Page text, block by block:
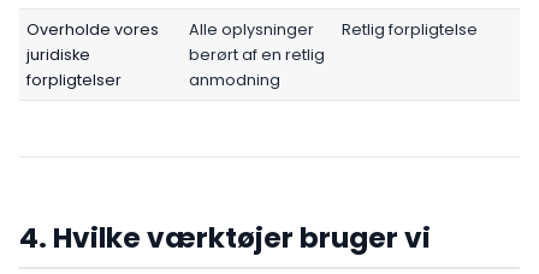
Overholde vores
juridiske
forpligtelser
Alle oplysninger
berørt af en retlig
anmodning
Retlig forpligtelse
4. Hvilke værktøjer bruger vi